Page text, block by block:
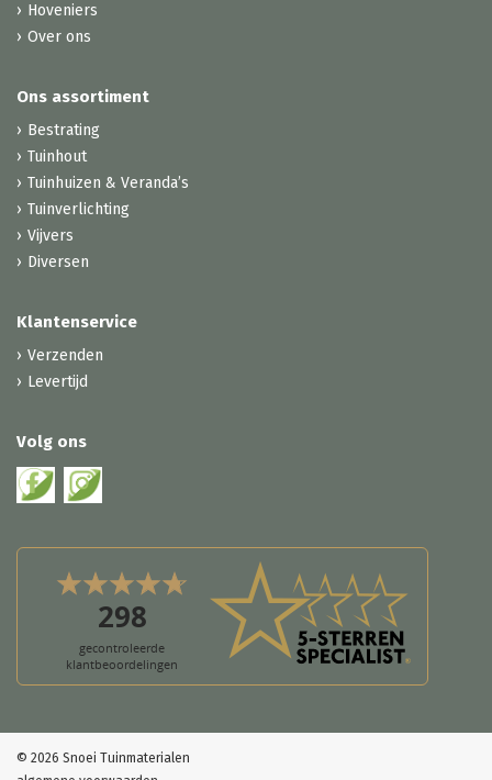
Hoveniers
Over ons
Ons assortiment
Bestrating
Tuinhout
Tuinhuizen & Veranda’s
Tuinverlichting
Vijvers
Diversen
Klantenservice
Verzenden
Levertijd
Volg ons
© 2026 Snoei Tuinmaterialen